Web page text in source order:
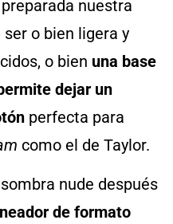
nuestra
o bien ligera y
o bien una base
dejar un
perfecta para
como el de Taylor.
nude después
de formato